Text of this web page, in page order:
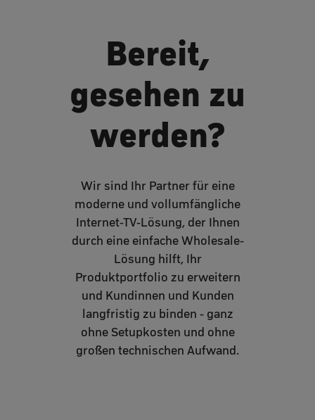
Bereit,
gesehen zu
werden?
Wir sind Ihr Partner für eine
moderne und vollumfängliche
Internet-TV-Lösung, der Ihnen
durch eine einfache Wholesale-
Lösung hilft, Ihr
Produktportfolio zu erweitern
und Kundinnen und Kunden
langfristig zu binden - ganz
ohne Setupkosten und ohne
großen technischen Aufwand.